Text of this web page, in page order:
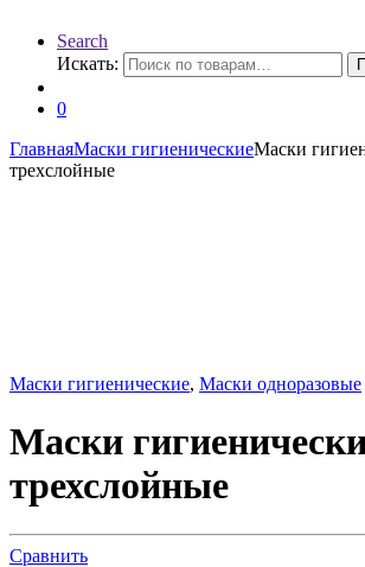
Search
Искать:
0
ГлавнаяМаски гигиеническиеМаски
трехслойные
Маски гигиенические, Маски одноразовые
Маски
трехслойные
Сравнить